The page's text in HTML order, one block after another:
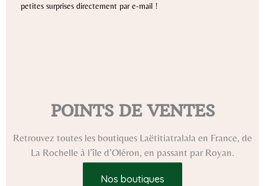
petites surprises directement par e-mail !
POINTS DE VENTES
Retrouvez toutes les boutiques Laëtitiatralala en France, de
La Rochelle à l’île d’Oléron, en passant par Royan.
Nos boutiques